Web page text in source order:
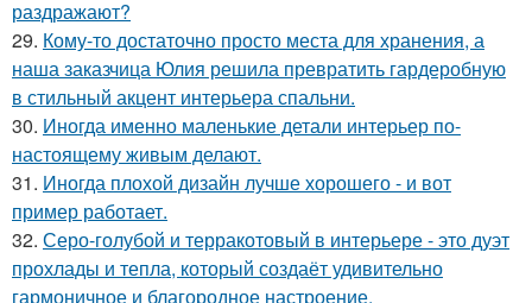
раздражают?
29. Кому-то достаточно просто места для хранения, а
наша заказчица Юлия решила превратить гардеробную
в стильный акцент интерьера спальни.
30. Иногда именно маленькие детали интерьер по-
настоящему живым делают.
31. Иногда плохой дизайн лучше хорошего - и вот
пример работает.
32. Серо-голубой и терракотовый в интерьере - это дуэт
прохлады и тепла, который создаёт удивительно
гармоничное и благородное настроение.